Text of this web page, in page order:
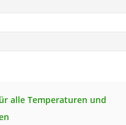
alle Temperaturen und